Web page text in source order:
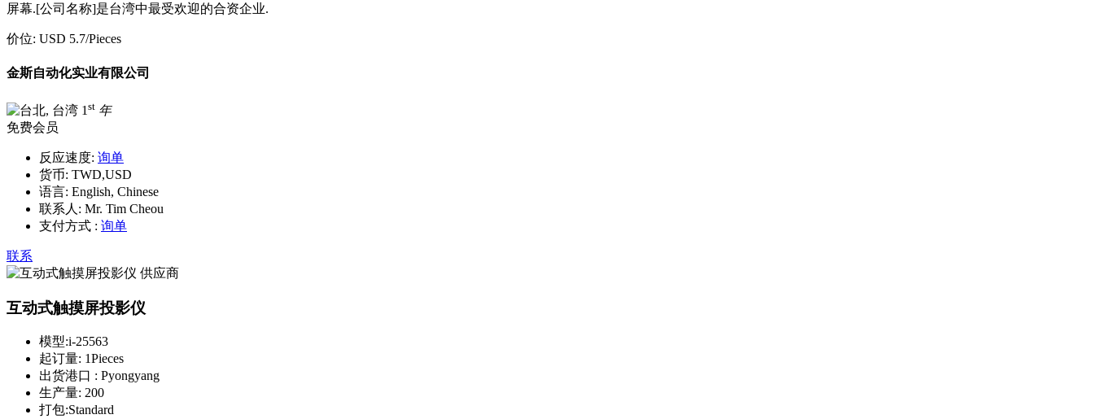
屏幕.[公司名称]是台湾中最受欢迎的合资企业.
价位: USD 5.7/Pieces
金斯自动化实业有限公司
1 st 年
免费会员
反应速度: 询单
货币: TWD,USD
语言: English, Chinese
联系人: Mr. Tim Cheou
支付方式 : 询单
联系
互动式触摸屏投影仪
模型:i-25563
起订量: 1Pieces
出货港口 : Pyongyang
生产量: 200
打包:Standard